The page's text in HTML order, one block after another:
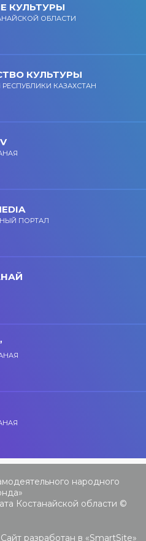
КУЛЬТУРЫ
ОБЛАСТИ
КУЛЬТУРЫ
КАЗАХСТАН
ПОРТАЛ
народного
Костанайской области ©
Сайт разработан в «SmartSite»